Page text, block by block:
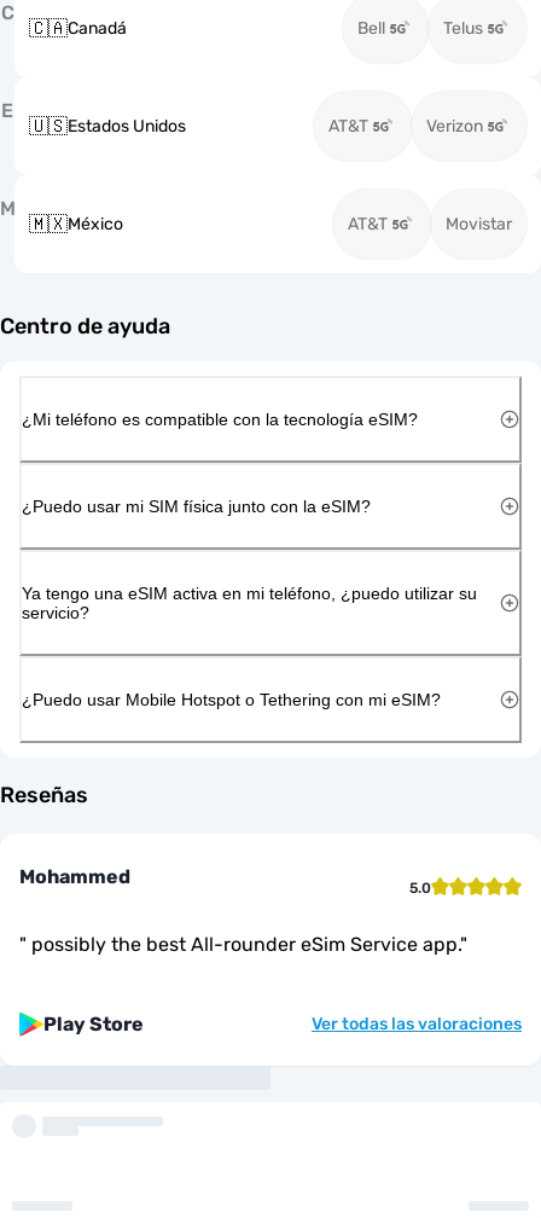
C
🇨🇦Canadá Bell Telus
E
🇺🇸Estados Unidos AT&T Verizon
M
🇲🇽México AT&T Movistar
Centro de ayuda
¿Mi teléfono es compatible con la tecnología eSIM?
¿Puedo usar mi SIM física junto con la eSIM?
Ya tengo una eSIM activa en mi teléfono, ¿puedo utilizar su
servicio?
¿Puedo usar Mobile Hotspot o Tethering con mi eSIM?
Reseñas
Mohammed 5.0
" possibly the best All-rounder eSim Service app."
Play Store Ver todas las valoraciones